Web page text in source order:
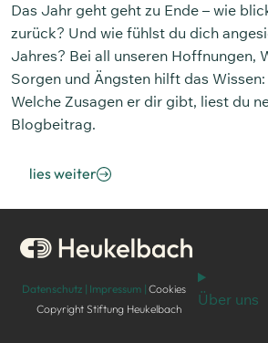
Das Jahr geht geht zu Ende – wie
zurück? Und wie fühlst du dich
Jahres? Bei all unseren Hoffnungen,
Sorgen und Ängsten hilft das
Welche Zusagen er dir gibt, liest du
Blogbeitrag.
lies weiter
Datenschutz | Impressum | Cookies
Copyright Stiftung Heukelbach
Über uns